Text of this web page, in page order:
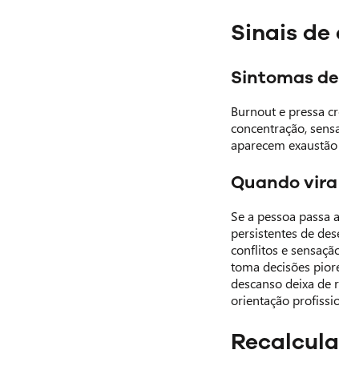
Sinais
Sintomas
Burnout e pressa
concentração,
aparecem
Quando
Se a pessoa
persistentes de
conflitos e
toma decisões
descanso deixa de
orientação